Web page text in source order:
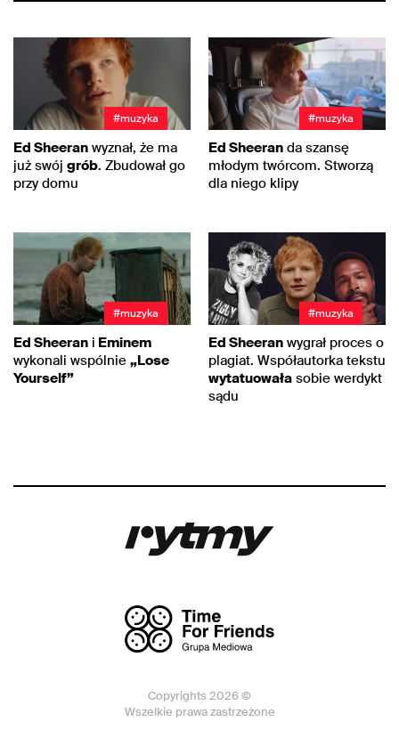
#muzyka
Ed Sheeran wyznał, że ma
już swój grób. Zbudował go
przy domu
#muzyka
Ed Sheeran da szansę
młodym twórcom. Stworzą
dla niego klipy
#muzyka
Ed Sheeran i Eminem
wykonali wspólnie „Lose
Yourself”
#muzyka
Ed Sheeran wygrał proces o
plagiat. Współautorka tekstu
wytatuowała sobie werdykt
sądu
Copyrights 2026 ©
Wszelkie prawa zastrzeżone